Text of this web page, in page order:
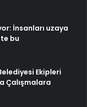
İnsanları uzaya
bu
Ekipleri
Çalışmalara